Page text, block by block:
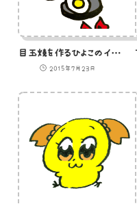
目玉焼を作るひよこのイラスト
2015年7月23日